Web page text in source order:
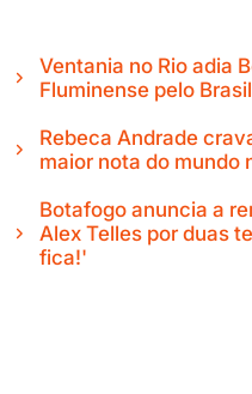
Ventania no Rio adia
Fluminense pelo
Rebeca Andrade
maior nota do mundo
Botafogo anuncia a
Alex Telles por duas
fica!'